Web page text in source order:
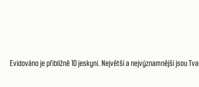
Evidováno je přibližně 10 jeskyní. Největší a nejvýznamnější jsou